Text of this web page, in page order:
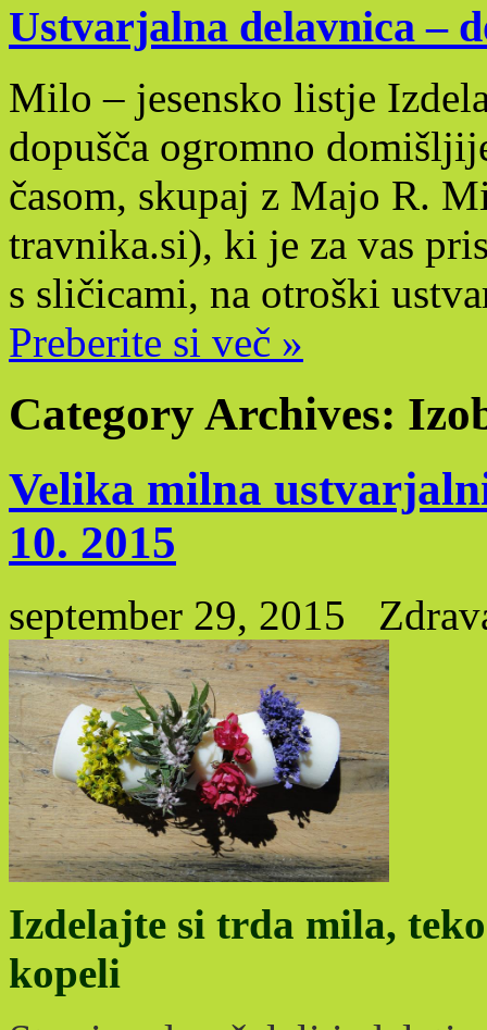
Ustvarjalna delavnica –
Milo – jesensko listje
dopušča ogromno
časom, skupaj z Majo R.
travnika.si), ki je za vas
s sličicami, na otroški
Preberite si več »
Category Archives:
Velika milna
10. 2015
september 29, 2015
Izdelajte si trda mila,
kopeli